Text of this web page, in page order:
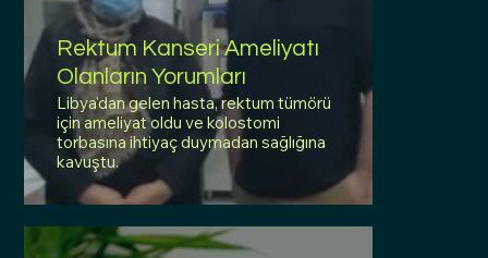
Rektum Kanseri Ameliyatı
Olanların Yorumları
Libya'dan gelen hasta, rektum tümörü
için ameliyat oldu ve kolostomi
torbasına ihtiyaç duymadan sağlığına
kavuştu.